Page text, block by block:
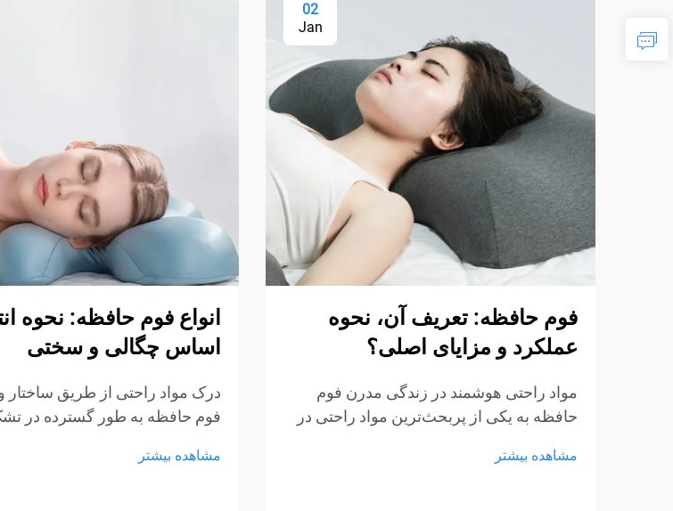
02
Jan
فوم حافظه: تعریف آن، نحوه
عملکرد و مزایای اصلی؟
مواد راحتی هوشمند در زندگی مدرن فوم
حافظه به یکی از پربحث‌ترین مواد راحتی در
شخصی تبدیل شده است. از تشک‌ها و بالش‌ها
مشاهده بیشتر
انواع فوم حافظه: نحوه
اساس چگالی و سختی
درک مواد راحتی از طریق ساختار
فوم حافظه به طور گسترده در
می‌شود، اما هنوز بسیاری از
مشاهده بیشتر